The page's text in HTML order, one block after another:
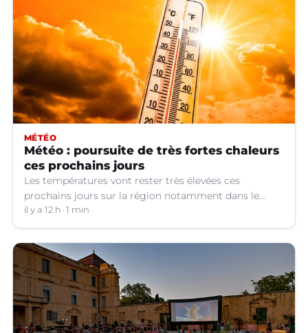
MÉTÉO
Météo : poursuite de très fortes chaleurs
ces prochains jours
Les températures vont rester très élevées ces
prochains jours sur la région notamment dans le
Languedoc.
il y a 12 h 1 min